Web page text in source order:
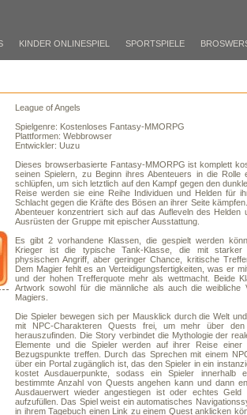
KINDER ONLINESPIEL SPORTSPIELE
League of Angels
Spielgenre: Kostenloses Fantasy-MMORPG
Plattformen: Webbrowser
Entwickler: Uuzu
Dieses browserbasierte Fantasy-MMORPG ist komplett
seinen Spielern, zu Beginn ihres Abenteuers in die Rolle
schlüpfen, um sich letztlich auf den Kampf gegen den
Reise werden sie eine Reihe Individuen und Helden für
Schlacht gegen die Kräfte des Bösen an ihrer Seite
Abenteuer konzentriert sich auf das Aufleveln des Helden
Ausrüsten der Gruppe mit epischer Ausstattung.
Es gibt 2 vorhandene Klassen, die gespielt werden
Krieger ist die typische Tank-Klasse, die mit starker
physischen Angriff, aber geringer Chance, kritische
Dem Magier fehlt es an Verteidigungsfertigkeiten, was er
und der hohen Trefferquote mehr als wettmacht. Beide
Artwork sowohl für die männliche als auch die weibliche
Magiers.
Die Spieler bewegen sich per Mausklick durch die Welt
mit NPC-Charakteren Quests frei, um mehr über den
herauszufinden. Die Story verbindet die Mythologie der
Elemente und die Spieler werden auf ihrer Reise einer
Bezugspunkte treffen. Durch das Sprechen mit einem
über ein Portal zugänglich ist, das den Spieler in ein
kostet Ausdauerpunkte, sodass ein Spieler innerhalb
bestimmte Anzahl von Quests angehen kann und dann
Ausdauerwert wieder angestiegen ist oder echtes
aufzufüllen. Das Spiel weist ein automatisches
in ihrem Tagebuch einen Link zu einem Quest anklicken